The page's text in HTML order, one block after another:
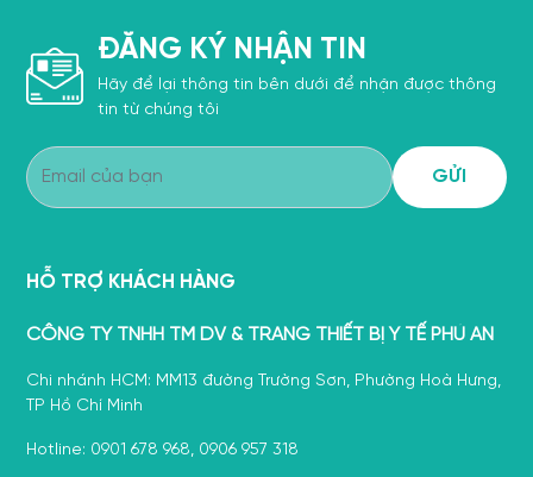
ĐĂNG KÝ NHẬN TIN
Hãy để lại thông tin bên dưới để nhận được thông
tin từ chúng tôi
HỖ TRỢ KHÁCH HÀNG
CÔNG TY TNHH TM DV & TRANG THIẾT BỊ Y TẾ PHÚ AN
Chi nhánh HCM: MM13 đường Trường Sơn, Phường Hoà Hưng,
TP Hồ Chí Minh
Hotline: 0901 678 968, 0906 957 318